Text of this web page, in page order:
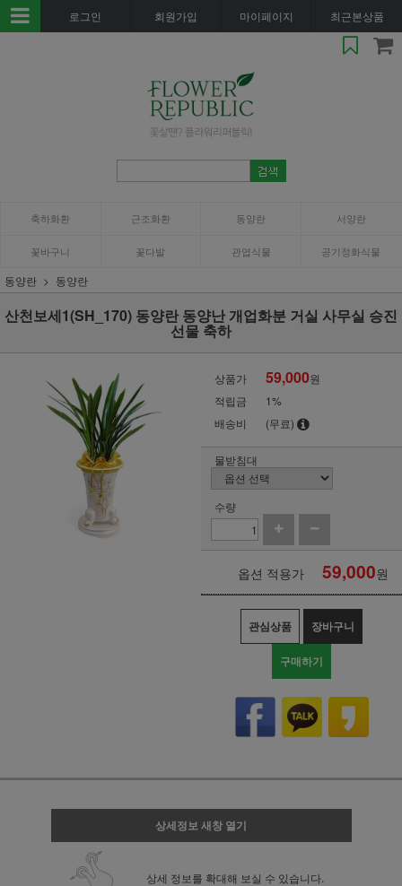
로그인 회원가입 마이페이지 최근본상품
축하화환 근조화환 동양란 서양란
꽃바구니 꽃다발 관엽식물 공기정화식물
동양란 동양란
산천보세1(SH_170) 동양란 동양난 개업화분 거실 사무실 승진
선물 축하
상품가 59,000원
적립금
1%
배송비
(무료)
물받침대
수량
옵션 적용가 59,000원
관심상품 장바구니
구매하기
상세정보 새창 열기
상세 정보를 확대해 보실 수 있습니다.